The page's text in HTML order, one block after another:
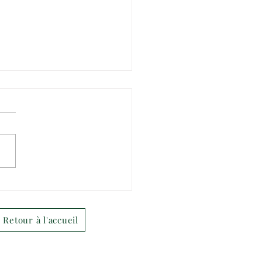
Retour à l'accueil